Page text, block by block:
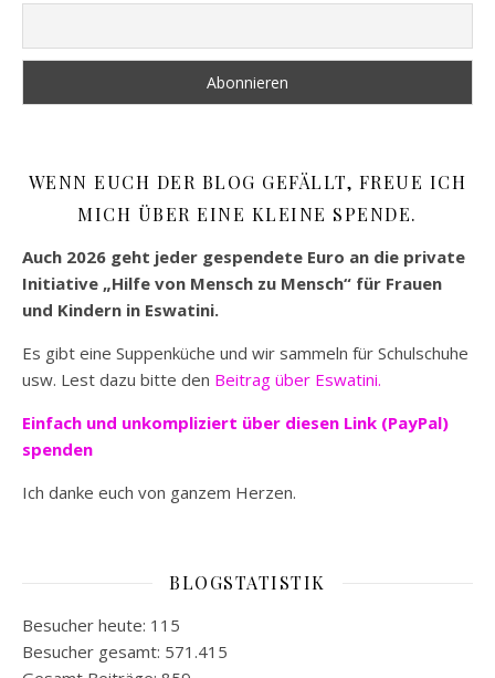
WENN EUCH DER BLOG GEFÄLLT, FREUE ICH
MICH ÜBER EINE KLEINE SPENDE.
Auch 2026 geht jeder gespendete Euro an die private
Initiative „Hilfe von Mensch zu Mensch“ für Frauen
und Kindern in Eswatini.
Es gibt eine Suppenküche und wir sammeln für Schulschuhe
usw. Lest dazu bitte den Beitrag über Eswatini.
Einfach und unkompliziert über diesen Link (PayPal)
spenden
Ich danke euch von ganzem Herzen.
BLOGSTATISTIK
Besucher heute: 115
Besucher gesamt: 571.415